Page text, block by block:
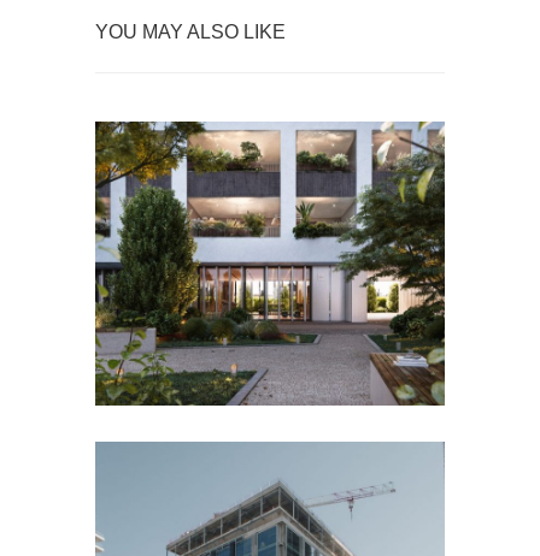
YOU MAY ALSO LIKE